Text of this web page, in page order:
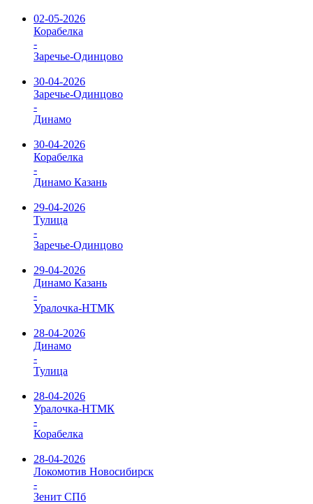
02-05-2026
Корабелка
-
Заречье-Одинцово
30-04-2026
Заречье-Одинцово
-
Динамо
30-04-2026
Корабелка
-
Динамо Казань
29-04-2026
Тулица
-
Заречье-Одинцово
29-04-2026
Динамо Казань
-
Уралочка-НТМК
28-04-2026
Динамо
-
Тулица
28-04-2026
Уралочка-НТМК
-
Корабелка
28-04-2026
Локомотив Новосибирск
-
Зенит СПб